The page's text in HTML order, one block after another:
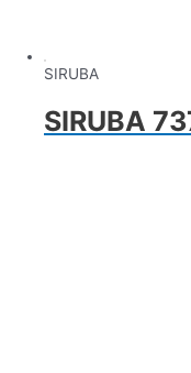
SIRUBA
SIRUBA